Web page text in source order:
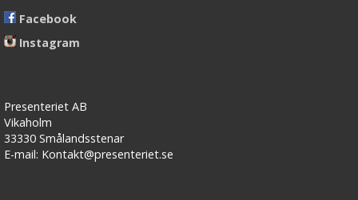
Facebook
Instagram
Presenteriet AB
Vikaholm
33330 Smålandsstenar
E-mail: Kontakt@presenteriet.se